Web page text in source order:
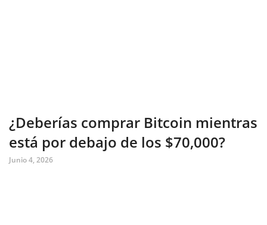
¿Deberías comprar Bitcoin mientras
está por debajo de los $70,000?
Junio 4, 2026